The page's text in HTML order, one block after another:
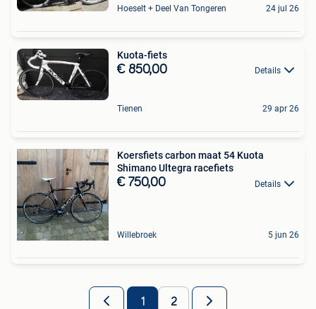
Hoeselt + Deel Van Tongeren 24 jul 26
Kuota-fiets
€ 850,00 Details
Tienen 29 apr 26
Koersfiets carbon maat 54 Kuota
Shimano Ultegra racefiets
€ 750,00 Details
Willebroek 5 jun 26
1 2